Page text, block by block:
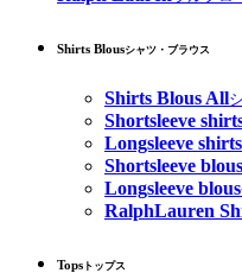
Shirts Blousシャツ・ブラウス
Shirts Blous All
Shortsleeve
Longsleeve shirts
Shortsleeve blous
Longsleeve blous
RalphLauren
Tops トップス